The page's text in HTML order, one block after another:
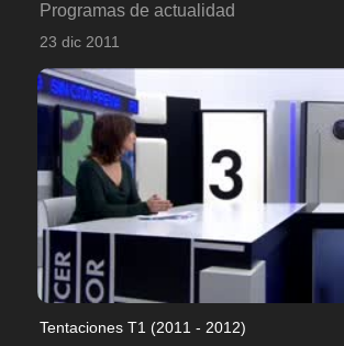
Programas de actualidad
23 dic 2011
Tentaciones T1 (2011 - 2012)